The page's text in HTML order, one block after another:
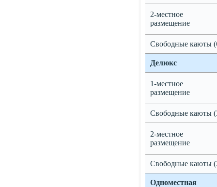
2-местное
размещение
Свободные каюты
Делюкс
1-местное
размещение
Свободные каюты
2-местное
размещение
Свободные каюты
Одноместная